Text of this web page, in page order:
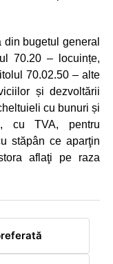
bugetul general
70.20 – locuințe,
70.02.50 – alte
și dezvoltării
cu bunuri și
cu TVA, pentru
stăpân ce aparţin
aflaţi pe raza